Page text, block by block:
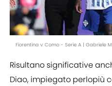
Fiorentina v Como - Serie A | Gabriele
Risultano significative
Diao, impiegato perlopiù